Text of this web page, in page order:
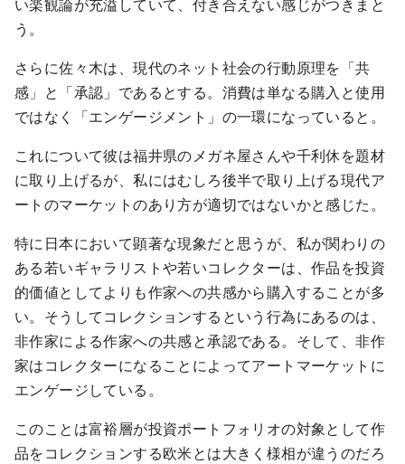
う。
さらに佐々木は、現代のネット社会の行動原理を「共
感」と「承認」であるとする。消費は単なる購入と使用
ではなく「エンゲージメント」の一環になっていると。
これについて彼は福井県のメガネ屋さんや千利休を題材
に取り上げるが、私にはむしろ後半で取り上げる現代ア
ートのマーケットのあり方が適切ではないかと感じた。
特に日本において顕著な現象だと思うが、私が関わりの
ある若いギャラリストや若いコレクターは、作品を投資
的価値としてよりも作家への共感から購入することが多
い。そうしてコレクションするという行為にあるのは、
非作家による作家への共感と承認である。そして、非作
家はコレクターになることによってアートマーケットに
エンゲージしている。
このことは富裕層が投資ポートフォリオの対象として作
品をコレクションする欧米とは大きく様相が違うのだろ